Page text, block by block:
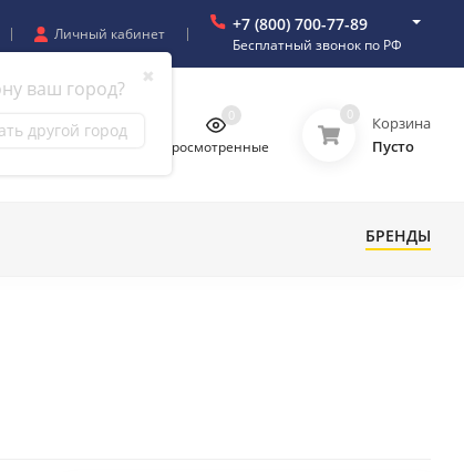
✖
ваш город?
другой город
Личный кабинет +7 (800) 700-77-89
Бесплатный звонок по РФ
Просмотренные
0 0
Корзина
Пусто
БРЕНДЫ